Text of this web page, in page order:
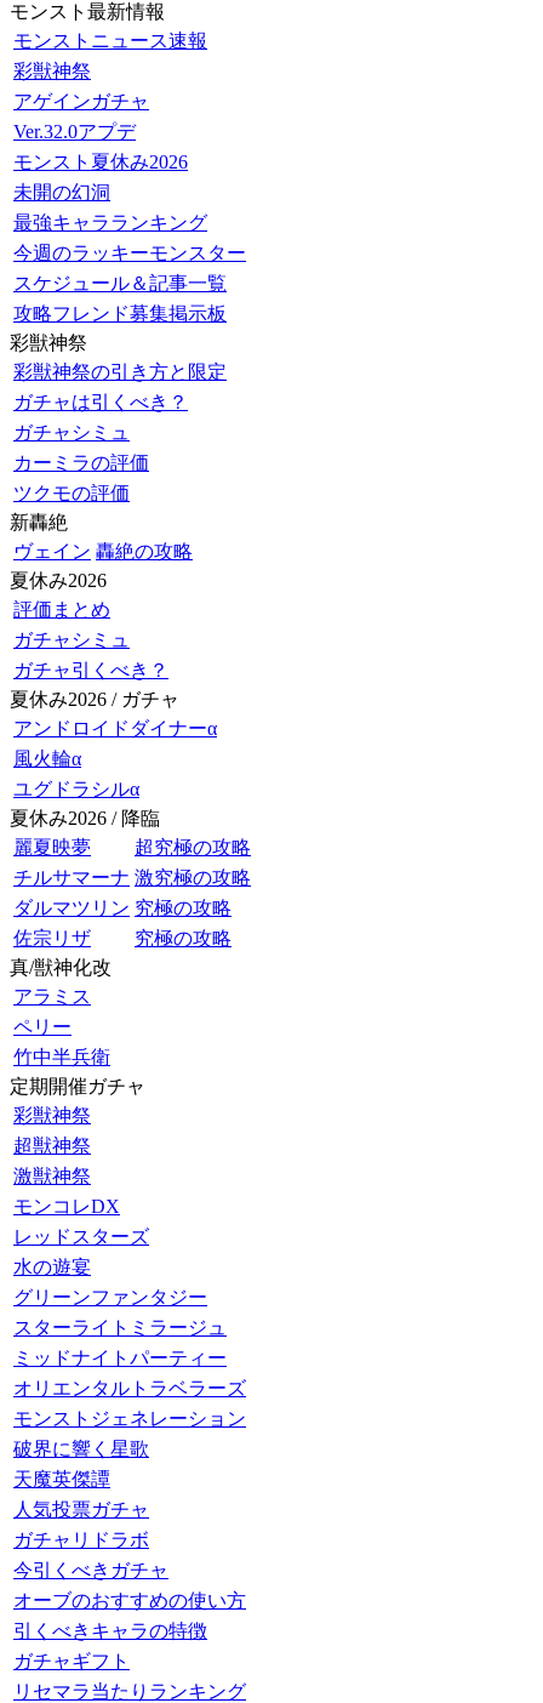
モンスト最新情報
モンストニュース速報
彩獣神祭
アゲインガチャ
Ver.32.0アプデ
モンスト夏休み2026
未開の幻洞
最強キャラランキング
今週のラッキーモンスター
スケジュール＆記事一覧
攻略フレンド募集掲示板
彩獣神祭
彩獣神祭の引き方と限定
ガチャは引くべき？
ガチャシミュ
カーミラの評価
ツクモの評価
新轟絶
ヴェイン 轟絶の攻略
夏休み2026
評価まとめ
ガチャシミュ
ガチャ引くべき？
夏休み2026 / ガチャ
アンドロイドダイナーα
風火輪α
ユグドラシルα
夏休み2026 / 降臨
麗夏映夢
超究極の攻略
チルサマーナ 激究極の攻略
ダルマツリン 究極の攻略
佐宗リザ
究極の攻略
真/獣神化改
アラミス
ペリー
竹中半兵衛
定期開催ガチャ
彩獣神祭
超獣神祭
激獣神祭
モンコレDX
レッドスターズ
水の遊宴
グリーンファンタジー
スターライトミラージュ
ミッドナイトパーティー
オリエンタルトラベラーズ
モンストジェネレーション
破界に響く星歌
天魔英傑譚
人気投票ガチャ
ガチャリドラボ
今引くべきガチャ
オーブのおすすめの使い方
引くべきキャラの特徴
ガチャギフト
リセマラ当たりランキング